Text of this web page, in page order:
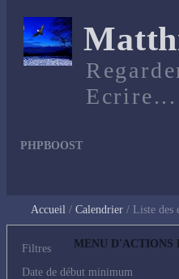
Ecrire...
PHPBOOST
Accueil Calendrier Liste des
MENU D'ACTIONS
Filtres
Date de début minimum